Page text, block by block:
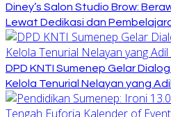
Diney’s Salon Studio Brow:
Lewat Dedikasi dan
DPD KNTI Sumenep Gelar
Kelola Tenurial Nelayan yang